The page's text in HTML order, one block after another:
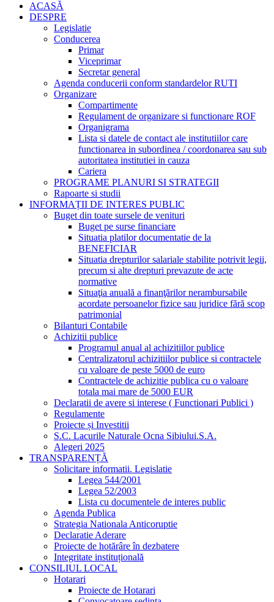
ACASĂ
DESPRE
Legislatie
Conducerea
Primar
Viceprimar
Secretar general
Agenda conducerii conform standardelor RUTI
Organizare
Compartimente
Regulament de organizare si functionare ROF
Organigrama
Lista si datele de contact ale institutiilor care
functionarea in subordinea / coordonarea sau sub
autoritatea institutiei in cauza
Cariera
PROGRAME PLANURI SI STRATEGII
Rapoarte si studii
INFORMAȚII DE INTERES PUBLIC
Buget din toate sursele de venituri
Buget pe surse financiare
Situatia platilor documentatie de la
BENEFICIAR
Situatia drepturilor salariale stabilite potrivit legii,
precum si alte drepturi prevazute de acte
normative
Situaţia anuală a finanţărilor nerambursabile
acordate persoanelor fizice sau juridice fără scop
patrimonial
Bilanturi Contabile
Achizitii publice
Programul anual al achizitiilor publice
Centralizatorul achizitiilor publice si contractele
cu valoare de peste 5000 de euro
Contractele de achizitie publica cu o valoare
totala mai mare de 5000 EUR
Declaratii de avere si interese ( Functionari Publici )
Regulamente
Proiecte și Investitii
S.C. Lacurile Naturale Ocna Sibiului.S.A.
Alegeri 2025
TRANSPARENȚĂ
Solicitare informatii. Legislatie
Legea 544/2001
Legea 52/2003
Lista cu documentele de interes public
Agenda Publica
Strategia Nationala Anticoruptie
Declaratie Aderare
Proiecte de hotărâre în dezbatere
Integritate instituțională
CONSILIUL LOCAL
Hotarari
Proiecte de Hotarari